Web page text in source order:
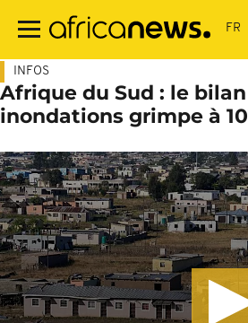
contenu
INFOS
Afrique du Sud : le
inondations grimpe à